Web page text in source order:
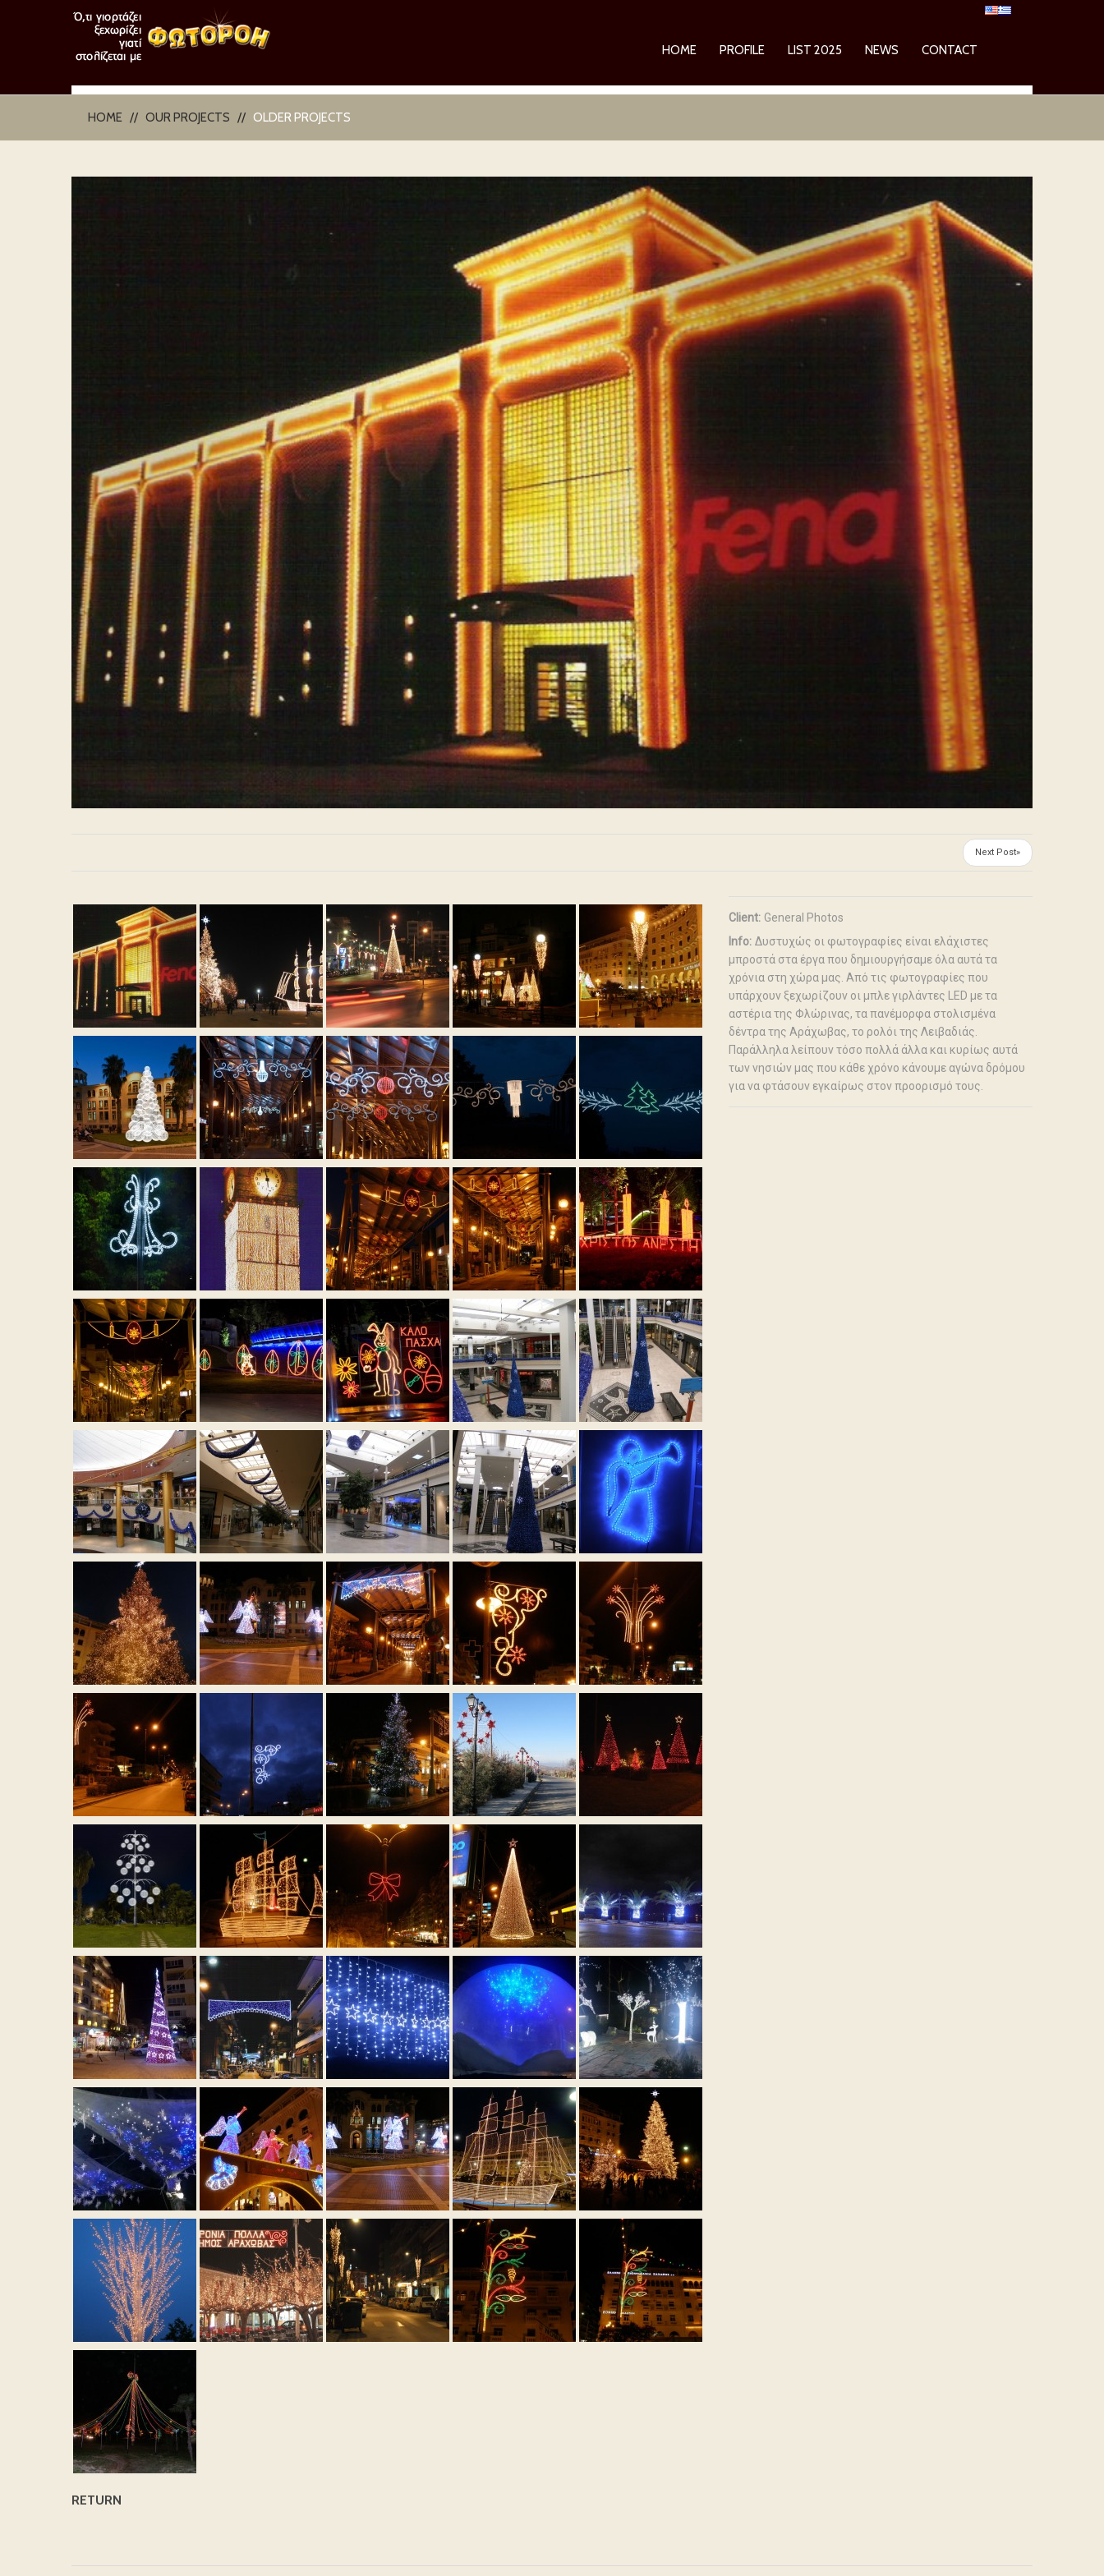
HOME PROFILE LIST 2025 NEWS CONTACT
HOME OUR PROJECTS OLDER PROJECTS
Next Post»
Client: General Photos
Info: Δυστυχώς οι φωτογραφίες είναι ελάχιστες
μπροστά στα έργα που δημιουργήσαμε όλα αυτά τα
χρόνια στη χώρα μας. Από τις φωτογραφίες που
υπάρχουν ξεχωρίζουν οι μπλε γιρλάντες LED με τα
αστέρια της Φλώρινας, τα πανέμορφα στολισμένα
δέντρα της Αράχωβας, το ρολόι της Λειβαδιάς.
Παράλληλα λείπουν τόσο πολλά άλλα και κυρίως αυτά
των νησιών μας που κάθε χρόνο κάνουμε αγώνα δρόμου
για να φτάσουν εγκαίρως στον προορισμό τους.
RETURN